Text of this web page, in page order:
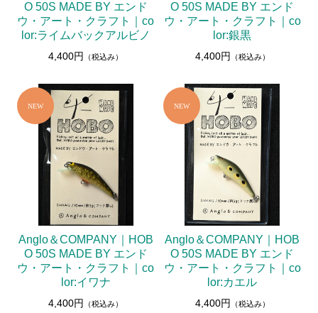
O 50S MADE BY エンド
ウ・アート・クラフト｜co
lor:ライムバックアルビノ
4,400円 （税込み）
O 50S MADE BY エンド
ウ・アート・クラフト｜co
lor:銀黒
4,400円 （税込み）
Anglo＆COMPANY｜HOB
O 50S MADE BY エンド
ウ・アート・クラフト｜co
lor:イワナ
4,400円 （税込み）
Anglo＆COMPANY｜HOB
O 50S MADE BY エンド
ウ・アート・クラフト｜co
lor:カエル
4,400円
（税込み）